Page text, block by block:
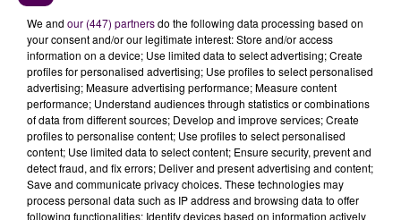
We and our (447) partnersdo the following data processing based on
your consent and/or our legitimate interest: Store and/or access
information on a device; Use limited data to select advertising; Create
profiles for personalised advertising; Use profiles to select personalised
advertising; Measure advertising performance; Measure content
performance; Understand audiences through statistics or combinations
of data from different sources; Develop and improve services; Create
profiles to personalise content; Use profiles to select personalised
content; Use limited data to select content; Ensure security, prevent and
detect fraud, and fix errors; Deliver and present advertising and content;
Save and communicate privacy choices. These technologies may
process personal data such as IP address and browsing data to offer
following functionalities: Identify devices based on information actively